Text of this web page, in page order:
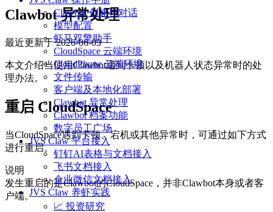
Clawbot 创建与对话
模型配置
虾马双擎助手
CloudSpace 云端环境
CloudPhone 云端环境
文件传输
客户端及本地化部署
Clawbot 异常处理
Clawbot 档案功能
数字员工广场
JVS Claw 平台接入
钉钉AI表格与文档接入
飞书文档接入
企业微信文档接入
JVS Claw 养虾实践
📈 投资研究
Clawbot 异常处理
最近更新于2026-06-03
本文介绍当使用Clawbot遇到卡顿以及机器人状态异常时的处
理办法。
重启 CloudSpace
当CloudSpace遇到卡顿、宕机或其他异常时，可通过如下方式
进行重启。
说明
发生重启的是Clawbot的CloudSpace，并非Clawbot本身或者客
户端。